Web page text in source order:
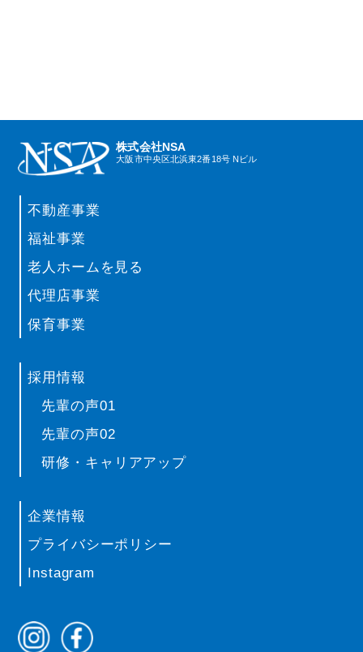
株式会社NSA
大阪市中央区北浜東2番18号 Nビル
不動産事業
福祉事業
老人ホームを見る
代理店事業
保育事業
採用情報
先輩の声01
先輩の声02
研修・キャリアアップ
企業情報
プライバシーポリシー
Instagram